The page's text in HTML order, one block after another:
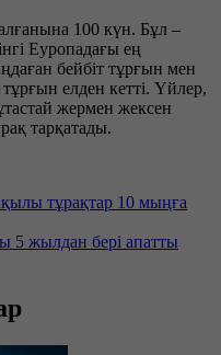
100 күн. Бұл –
Еуропадағы ең
бейбіт тұрғын мен
елден кетті. Үйлер,
жермен жексен
тарқатады.
тұрақтар 10 мыңға
5 жылдан бері апатты